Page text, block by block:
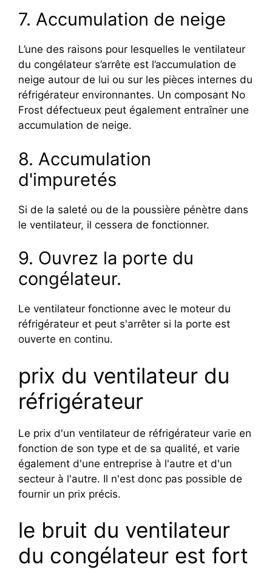
7. Accumulation de neige
L’une des raisons pour lesquelles le ventilateur
du congélateur s’arrête est l’accumulation de
neige autour de lui ou sur les pièces internes du
réfrigérateur environnantes. Un composant No
Frost défectueux peut également entraîner une
accumulation de neige.
8. Accumulation
d'impuretés
Si de la saleté ou de la poussière pénètre dans
le ventilateur, il cessera de fonctionner.
9. Ouvrez la porte du
congélateur.
Le ventilateur fonctionne avec le moteur du
réfrigérateur et peut s'arrêter si la porte est
ouverte en continu.
prix du ventilateur du
réfrigérateur
Le prix d'un ventilateur de réfrigérateur varie en
fonction de son type et de sa qualité, et varie
également d'une entreprise à l'autre et d'un
secteur à l'autre. Il n'est donc pas possible de
fournir un prix précis.
le bruit du ventilateur
du congélateur est fort